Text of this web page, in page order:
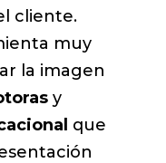
cliente.
muy
la imagen
y
que